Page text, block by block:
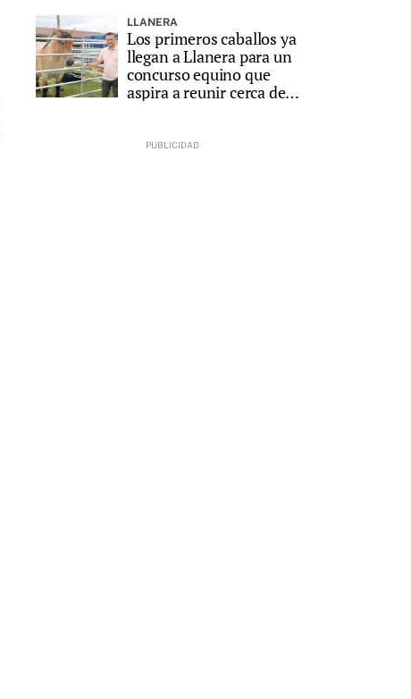
LLANERA
Los primeros caballos ya
llegan a Llanera para un
concurso equino que
aspira a reunir cerca de